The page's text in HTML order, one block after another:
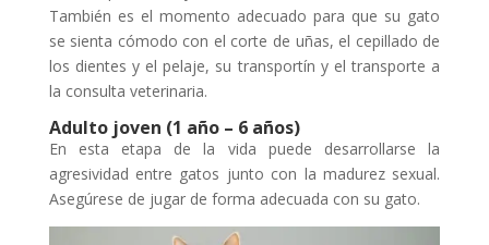
También es el momento adecuado para que su gato
se sienta cómodo con el corte de uñas, el cepillado de
los dientes y el pelaje, su transportín y el transporte a
la consulta veterinaria.
Adulto joven (1 año – 6 años)
En esta etapa de la vida puede desarrollarse la
agresividad entre gatos junto con la madurez sexual.
Asegúrese de jugar de forma adecuada con su gato.